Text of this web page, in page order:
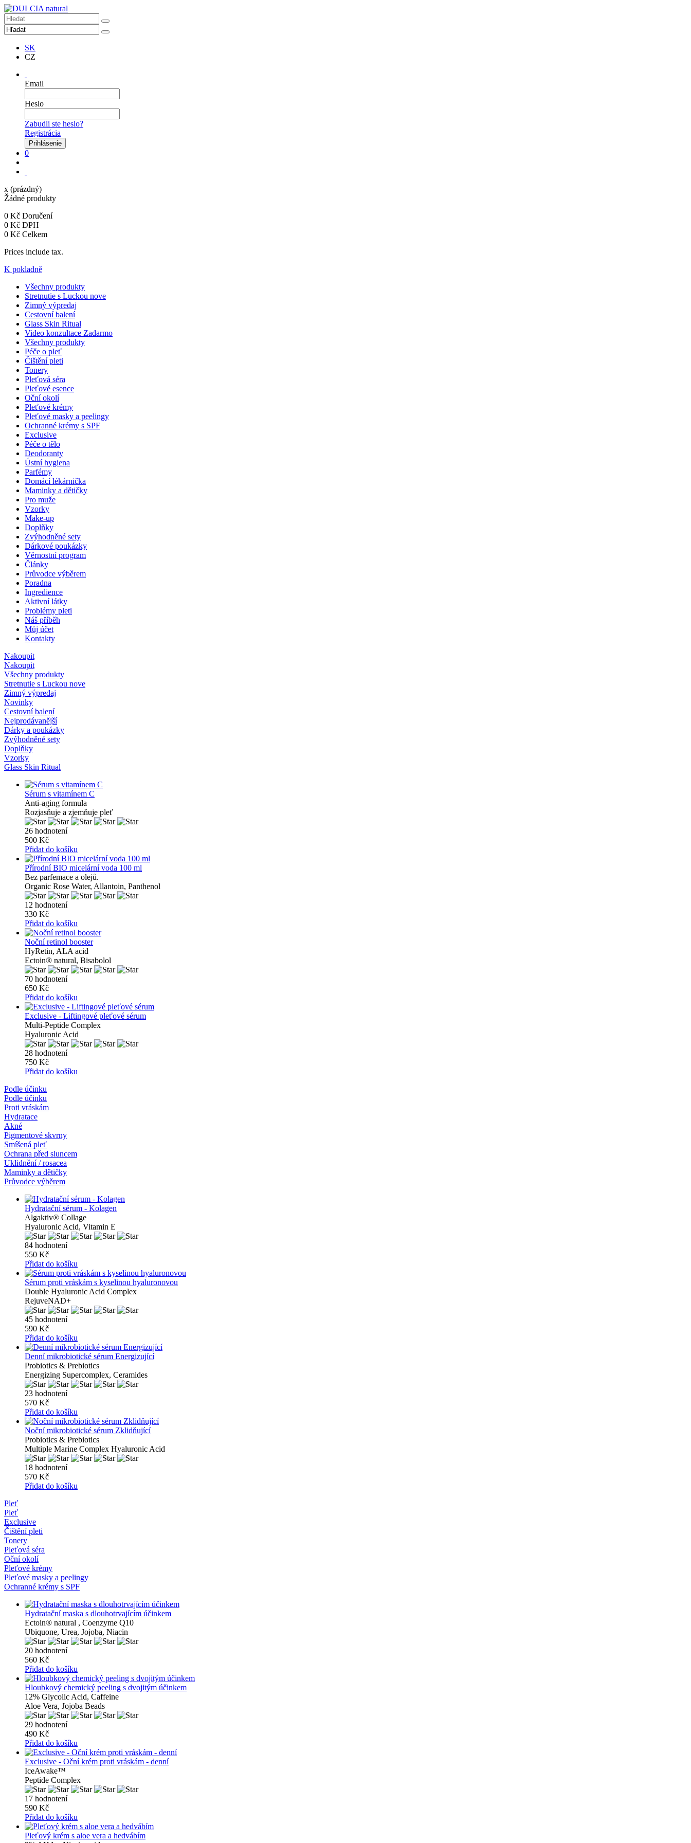
SK
CZ
Email
Heslo
Zabudli ste heslo?
Registrácia
0
x (prázdný)
Žádné produkty
0 Kč Doručení
0 Kč DPH
0 Kč Celkem
Prices include tax.
K pokladně
Všechny produkty
Stretnutie s Luckou nove
Zimný výpredaj
Cestovní balení
Glass Skin Ritual
Video konzultace Zadarmo
Všechny produkty
Péče o pleť
Čištění pleti
Tonery
Pleťová séra
Pleťové esence
Oční okolí
Pleťové krémy
Pleťové masky a peelingy
Ochranné krémy s SPF
Exclusive
Péče o tělo
Deodoranty
Ústní hygiena
Parfémy
Domácí lékárnička
Maminky a dětičky
Pro muže
Vzorky
Make-up
Doplňky
Zvýhodněné sety
Dárkové poukázky
Věrnostní program
Články
Průvodce výběrem
Poradna
Ingredience
Aktivní látky
Problémy pleti
Náš příběh
Můj účet
Kontakty
Nakoupit
Nakoupit
Všechny produkty
Stretnutie s Luckou nove
Zimný výpredaj
Novinky
Cestovní balení
Nejprodávanější
Dárky a poukázky
Zvýhodněné sety
Doplňky
Vzorky
Glass Skin Ritual
Sérum s vitamínem C
Anti-aging formula
Rozjasňuje a zjemňuje pleť
26 hodnotení
500 Kč
Přidat do košíku
Přírodní BIO micelární voda 100 ml
Bez parfemace a olejů.
Organic Rose Water, Allantoin, Panthenol
12 hodnotení
330 Kč
Přidat do košíku
Noční retinol booster
HyRetin, ALA acid
Ectoin® natural, Bisabolol
70 hodnotení
650 Kč
Přidat do košíku
Exclusive - Liftingové pleťové sérum
Multi-Peptide Complex
Hyaluronic Acid
28 hodnotení
750 Kč
Přidat do košíku
Podle účinku
Podle účinku
Proti vráskám
Hydratace
Akné
Pigmentové skvrny
Smíšená pleť
Ochrana před sluncem
Uklidnění / rosacea
Maminky a dětičky
Průvodce výběrem
Hydratační sérum - Kolagen
Algaktiv® Collage
Hyaluronic Acid, Vitamin E
84 hodnotení
550 Kč
Přidat do košíku
Sérum proti vráskám s kyselinou hyaluronovou
Double Hyaluronic Acid Complex
RejuveNAD+
45 hodnotení
590 Kč
Přidat do košíku
Denní mikrobiotické sérum Energizující
Probiotics & Prebiotics
Energizing Supercomplex, Ceramides
23 hodnotení
570 Kč
Přidat do košíku
Noční mikrobiotické sérum Zklidňující
Probiotics & Prebiotics
Multiple Marine Complex Hyaluronic Acid
18 hodnotení
570 Kč
Přidat do košíku
Pleť
Pleť
Exclusive
Čištění pleti
Tonery
Pleťová séra
Oční okolí
Pleťové krémy
Pleťové masky a peelingy
Ochranné krémy s SPF
Hydratační maska ​​s dlouhotrvajícím účinkem
Ectoin® natural , Coenzyme Q10
Ubiquone, Urea, Jojoba, Niacin
20 hodnotení
560 Kč
Přidat do košíku
Hloubkový chemický peeling s dvojitým účinkem
12% Glycolic Acid, Caffeine
Aloe Vera, Jojoba Beads
29 hodnotení
490 Kč
Přidat do košíku
Exclusive - Oční krém proti vráskám - denní
IceAwake™
Peptide Complex
17 hodnotení
590 Kč
Přidat do košíku
Pleťový krém s aloe vera a hedvábím